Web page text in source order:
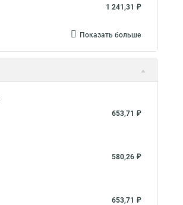
1 241,31 ₽
Показать больше
653,71 ₽
580,26 ₽
653,71 ₽